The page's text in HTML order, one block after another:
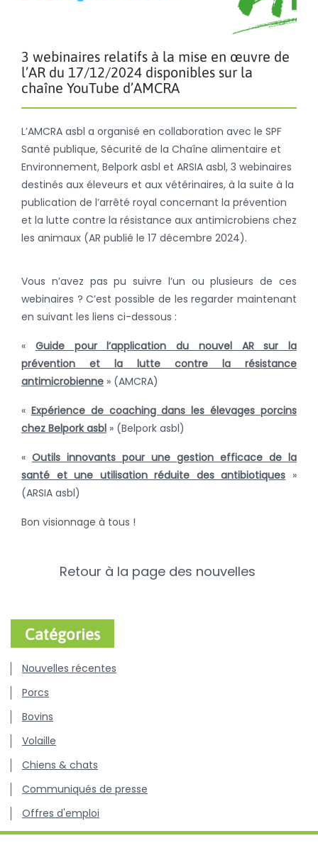
3 webinaires relatifs à la mise en œuvre de
l’AR du 17/12/2024 disponibles sur la
chaîne YouTube d’AMCRA
L’AMCRA asbl a organisé en collaboration avec le SPF
Santé publique, Sécurité de la Chaîne alimentaire et
Environnement, Belpork asbl et ARSIA asbl, 3 webinaires
destinés aux éleveurs et aux vétérinaires, à la suite à la
publication de l’arrêté royal concernant la prévention
et la lutte contre la résistance aux antimicrobiens chez
les animaux (AR publié le 17 décembre 2024).
Vous n’avez pas pu suivre l’un ou plusieurs de ces
webinaires ? C’est possible de les regarder maintenant
en suivant les liens ci-dessous :
« Guide pour l’application du nouvel AR sur la
prévention et la lutte contre la résistance
antimicrobienne » (AMCRA)
« Expérience de coaching dans les élevages porcins
chez Belpork asbl » (Belpork asbl)
« Outils innovants pour une gestion efficace de la
santé et une utilisation réduite des antibiotiques »
(ARSIA asbl)
Bon visionnage à tous !
Retour à la page des nouvelles
Catégories
Nouvelles récentes
Porcs
Bovins
Volaille
Chiens & chats
Communiqués de presse
Offres d'emploi